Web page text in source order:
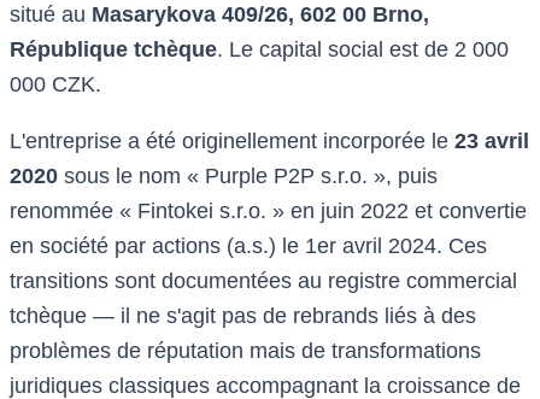
situé au Masarykova 409/26, 602 00 Brno,
République tchèque. Le capital social est de 2 000
000 CZK.
L'entreprise a été originellement incorporée le 23 avril
2020 sous le nom « Purple P2P s.r.o. », puis
renommée « Fintokei s.r.o. » en juin 2022 et convertie
en société par actions (a.s.) le 1er avril 2024. Ces
transitions sont documentées au registre commercial
tchèque — il ne s'agit pas de rebrands liés à des
problèmes de réputation mais de transformations
juridiques classiques accompagnant la croissance de